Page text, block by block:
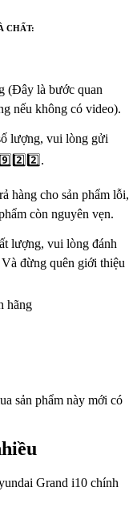
CHẤT:
(Đây là bước quan
nếu không có video).
lượng, vui lòng gửi
hàng cho sản phẩm lỗi,
còn nguyên vẹn.
lượng, vui lòng đánh
đừng quên giới thiệu
sản phẩm này mới có